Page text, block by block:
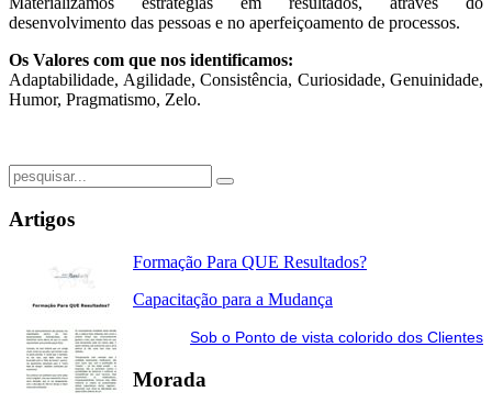
desenvolvimento das pessoas e no aperfeiçoamento de processos.
Os Valores com que nos identificamos:
Adaptabilidade, Agilidade, Consistência, Curiosidade, Genuinidade,
Humor, Pragmatismo, Zelo.
Artigos
Formação Para QUE Resultados?
Capacitação para a Mudança
Sob o Ponto de vista colorido dos Clientes
Morada